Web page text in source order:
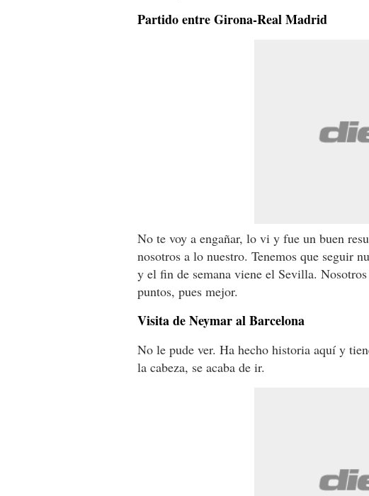
Partido entre Girona-Real Madrid
No te voy a engañar, lo vi y fue un buen
nosotros a lo nuestro. Tenemos que seguir
y el fin de semana viene el Sevilla.
puntos, pues mejor.
Visita de Neymar al Barcelona
No le pude ver. Ha hecho historia aquí y
la cabeza, se acaba de ir.